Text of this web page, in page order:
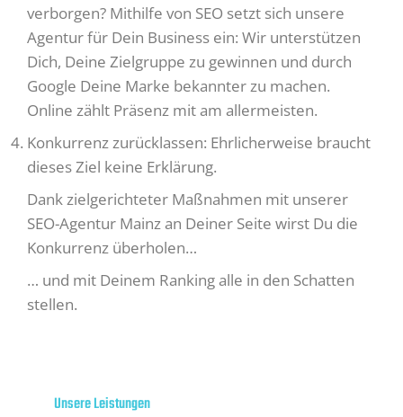
verborgen? Mithilfe von SEO setzt sich unsere
Agentur für Dein Business ein: Wir unterstützen
Dich, Deine Zielgruppe zu gewinnen und durch
Google Deine Marke bekannter zu machen.
Online zählt Präsenz mit am allermeisten.
Konkurrenz zurücklassen: Ehrlicherweise braucht
dieses Ziel keine Erklärung.
Dank zielgerichteter Maßnahmen mit unserer
SEO-Agentur Mainz an Deiner Seite wirst Du die
Konkurrenz überholen…
… und mit Deinem Ranking alle in den Schatten
stellen.
Unsere Leistungen